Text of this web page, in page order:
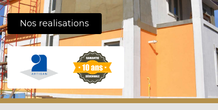
Nos realisations